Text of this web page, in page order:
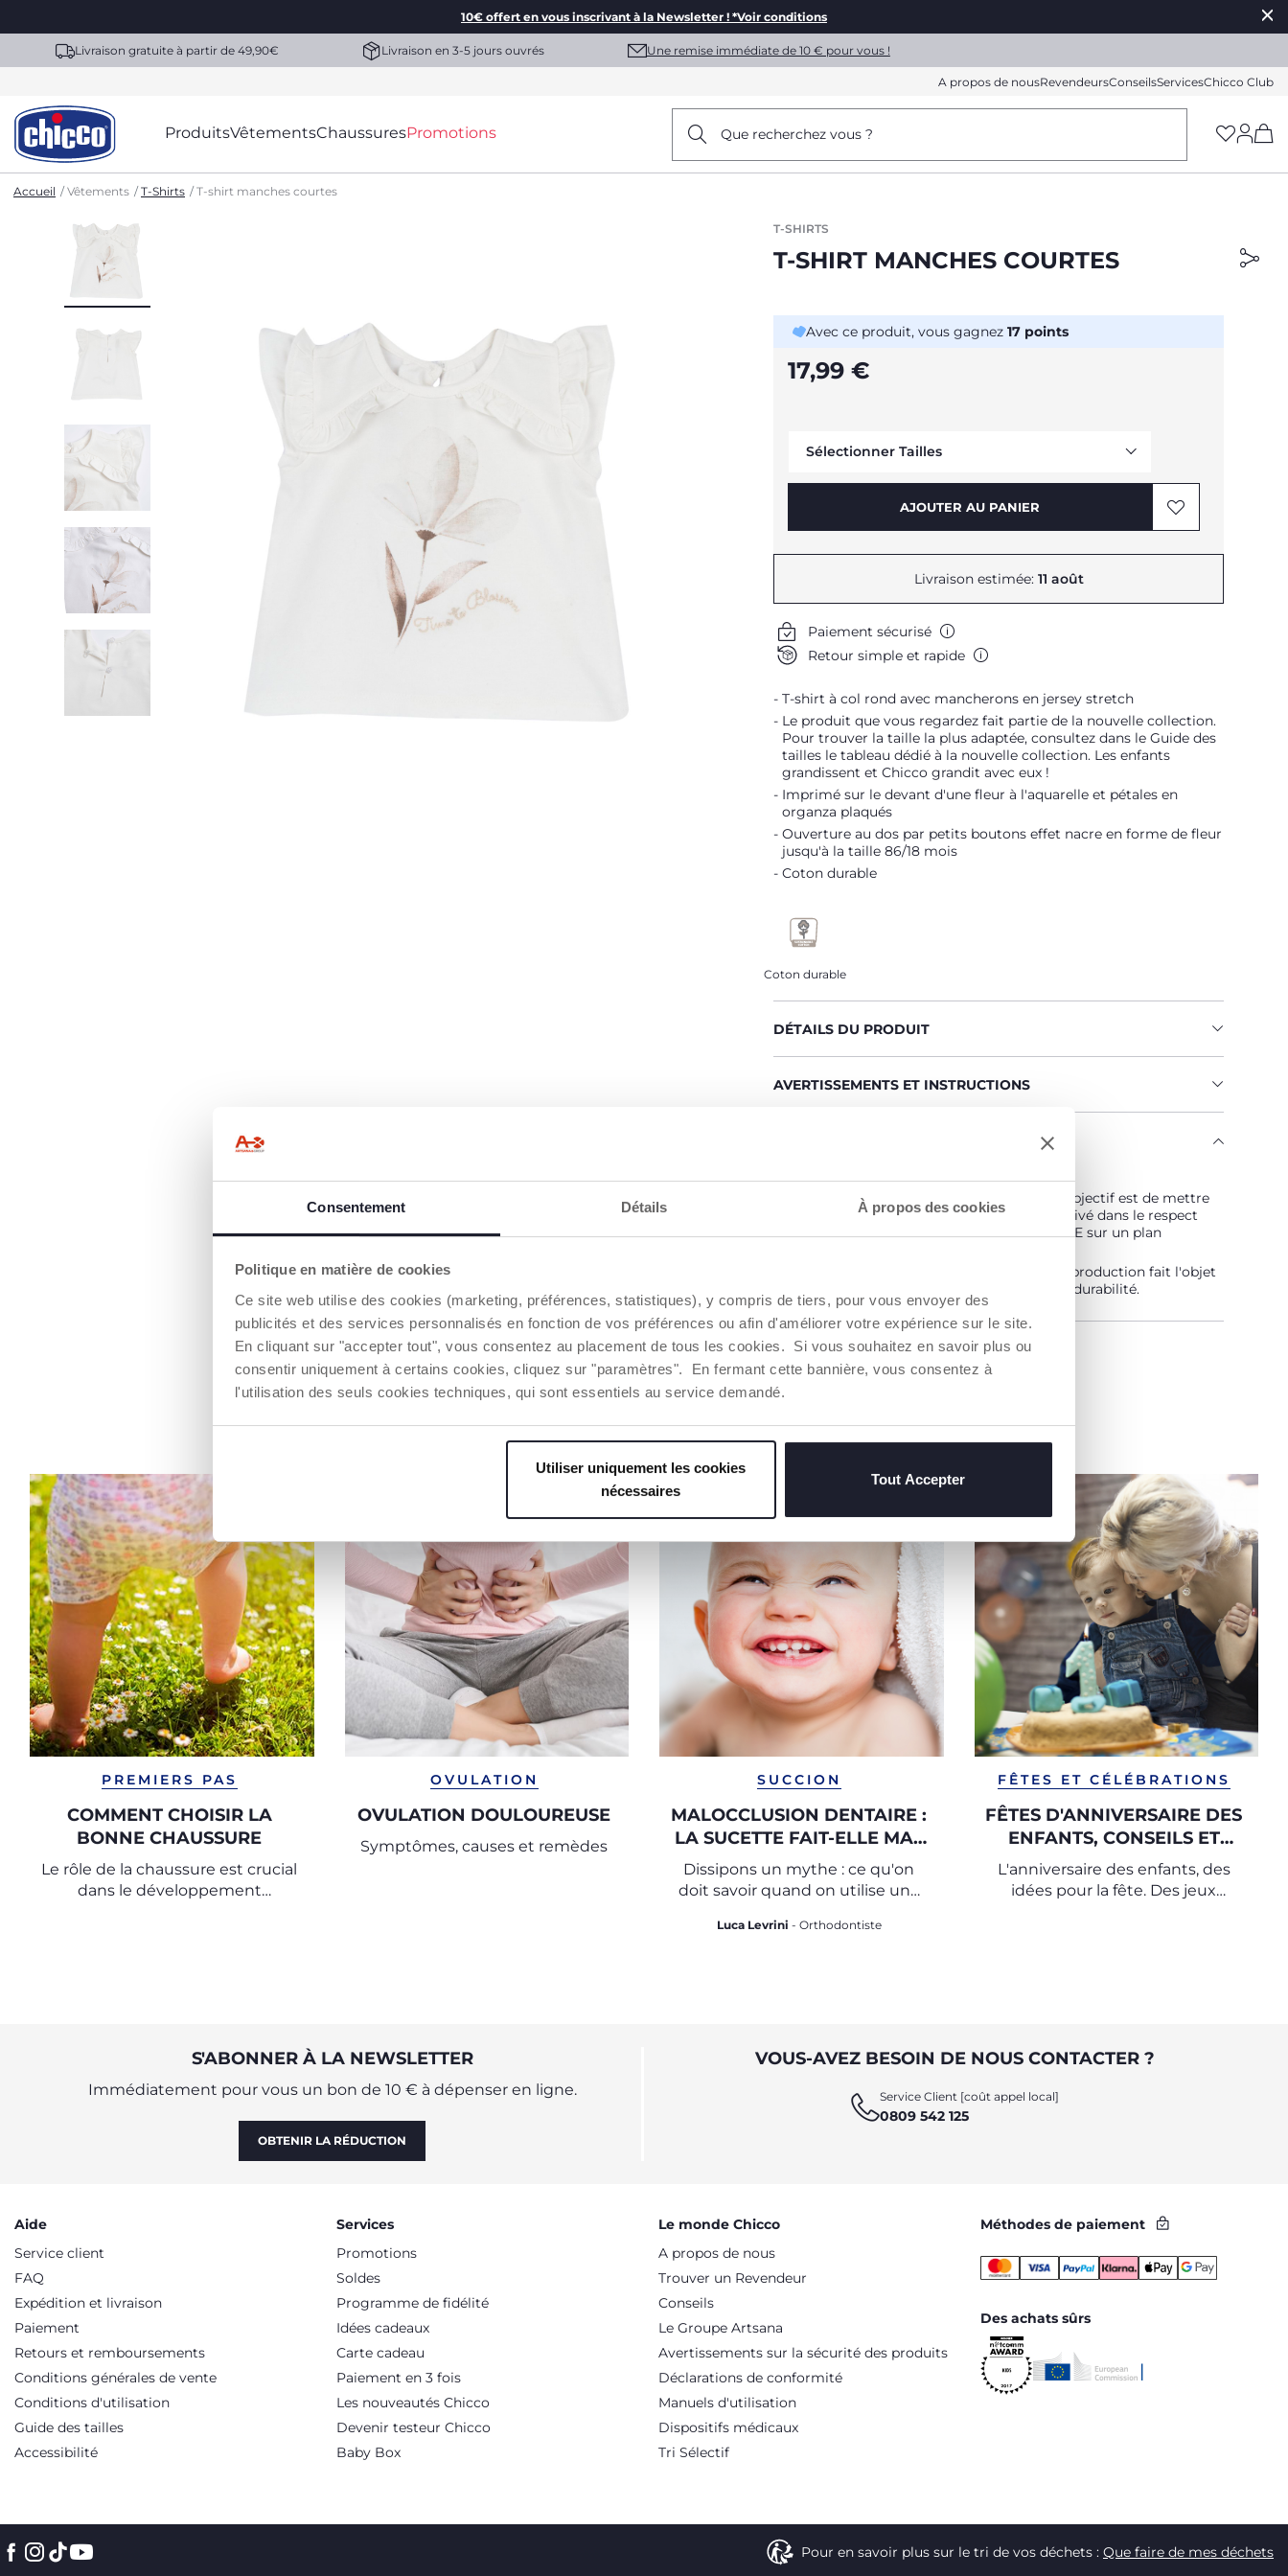
Consentement Détails À propos des cookies
Politique en matière de cookies
Ce site web utilise des cookies (marketing, préférences, statistiques), y compris de tiers, pour vous envoyer des
publicités et des services personnalisés en fonction de vos préférences ou afin d'améliorer votre expérience sur le site.
En cliquant sur "accepter tout", vous consentez au placement de tous les cookies. Si vous souhaitez en savoir plus ou
consentir uniquement à certains cookies, cliquez sur "paramètres". En fermant cette bannière, vous consentez à
l'utilisation des seuls cookies techniques, qui sont essentiels au service demandé.
Utiliser uniquement les cookies
nécessaires
Tout Accepter
10€ offert en vous inscrivant à la Newsletter ! *Voir conditions
Livraison gratuite à partir de 49,90€ Livraison en 3-5 jours ouvrés Une remise immédiate de 10 € pour vous !
A propos de nousRevendeursConseilsServicesChicco Club
ProduitsVêtementsChaussuresPromotions Que recherchez vous ?
Accueil Vêtements T-Shirts T-shirt manches courtes
T-SHIRTS
T-SHIRT MANCHES COURTES
Avec ce produit, vous gagnez 17 points
17,99 €
Sélectionner Tailles
Me prévenir
Me prévenir
AJOUTER AU PANIER
Livraison estimée: 11 août
Paiement sécurisé
Retour simple et rapide
T-shirt à col rond avec mancherons en jersey stretch
Le produit que vous regardez fait partie de la nouvelle collection.
Pour trouver la taille la plus adaptée, consultez dans le Guide des
tailles le tableau dédié à la nouvelle collection. Les enfants
grandissent et Chicco grandit avec eux !
Imprimé sur le devant d'une fleur à l'aquarelle et pétales en
organza plaqués
Ouverture au dos par petits boutons effet nacre en forme de fleur
jusqu'à la taille 86/18 mois
Coton durable
Coton durable
DÉTAILS DU PRODUIT
AVERTISSEMENTS ET INSTRUCTIONS
Coton cultivé selon un programme dont l'objectif est de mettre
sur le marché des fils certifiés de coton cultivé dans le respect
des principes qui en font un coton DURABLE sur un plan
Toute la chaîne d'approvisionnement et de production fait l'objet
d'une traçabilité et des mêmes mesures de durabilité.
Trouver un Revendeur
NOS RECOMMANDATIONS
PREMIERS PAS
COMMENT CHOISIR LA
BONNE CHAUSSURE
Le rôle de la chaussure est crucial
dans le développement
OVULATION
OVULATION DOULOUREUSE
Symptômes, causes et remèdes
SUCCION
MALOCCLUSION DENTAIRE :
LA SUCETTE FAIT-ELLE MAL
AUX DENTS ?
Dissipons un mythe : ce qu'on
doit savoir quand on utilise une
Luca Levrini - Orthodontiste
FÊTES ET CÉLÉBRATIONS
FÊTES D'ANNIVERSAIRE DES
ENFANTS, CONSEILS ET
JEUX
L'anniversaire des enfants, des
idées pour la fête. Des jeux
S'ABONNER À LA NEWSLETTER
Immédiatement pour vous un bon de 10 € à dépenser en ligne.
OBTENIR LA RÉDUCTION
VOUS-AVEZ BESOIN DE NOUS CONTACTER ?
Service Client [coût appel local]
0809 542 125
Aide
Service client
FAQ
Expédition et livraison
Paiement
Retours et remboursements
Conditions générales de vente
Conditions d'utilisation
Guide des tailles
Accessibilité
Services
Promotions
Soldes
Programme de fidélité
Idées cadeaux
Carte cadeau
Paiement en 3 fois
Les nouveautés Chicco
Devenir testeur Chicco
Baby Box
Le monde Chicco
A propos de nous
Trouver un Revendeur
Conseils
Le Groupe Artsana
Avertissements sur la sécurité des produits
Déclarations de conformité
Manuels d'utilisation
Dispositifs médicaux
Tri Sélectif
Méthodes de paiement
Des achats sûrs
Pour en savoir plus sur le tri de vos déchets : Que faire de mes déchets